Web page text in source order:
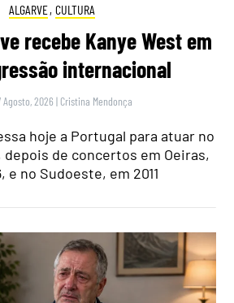
ALGARVE, CULTURA
recebe Kanye West em
internacional
Agosto, 2026 | Cristina Mendonça
hoje a Portugal para atuar no
de concertos em Oeiras,
e no Sudoeste, em 2011